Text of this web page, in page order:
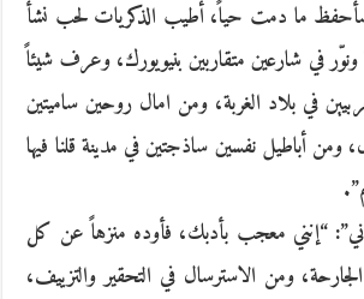
ما دمت حياً، أطيب الذكريات لحب نشأ
في شارعين متقاربين بنيويورك، وعرف شيئاً
في بلاد الغربة، ومن امال روحين ساميتين
ومن أباطيل نفسين ساذجتين في مدينة قلنا فيها
“إنني معجب بأدبك، فأوده منزهاً عن كل
ومن الاسترسال في التحقير والتزييف،